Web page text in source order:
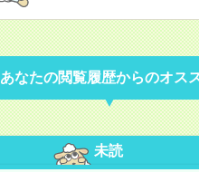
あなたの閲覧履歴からのオス
未読